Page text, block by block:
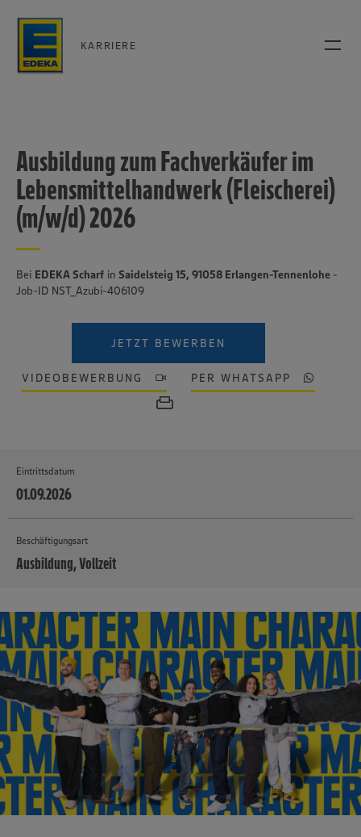
KARRIERE
Ausbildung zum Fachverkäufer im
Lebensmittelhandwerk (Fleischerei)
(m/w/d) 2026
Bei EDEKA Scharf in Saidelsteig 15, 91058 Erlangen-Tennenlohe -
Job-ID NST_Azubi-406109
JETZT BEWERBEN
VIDEOBEWERBUNG PER WHATSAPP
Eintrittsdatum
01.09.2026
Beschäftigungsart
Ausbildung, Vollzeit